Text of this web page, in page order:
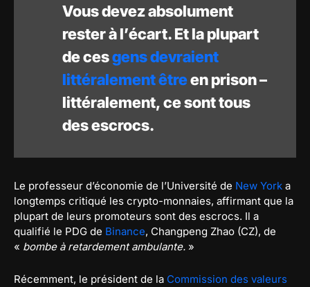
Vous devez absolument
rester à l’écart. Et la plupart
de cesgens devraient
littéralement êtreen prison –
littéralement, ce sont tous
des escrocs.
Le professeur d’économie de l’Université de New York a
longtemps critiqué les crypto-monnaies, affirmant que la
plupart de leurs promoteurs sont des escrocs. Il a
qualifié le PDG de Binance, Changpeng Zhao (CZ), de
« bombe à retardement ambulante. »
Récemment, le président de la Commission des valeurs